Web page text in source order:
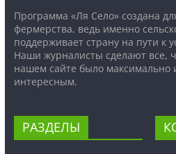
Программа «Ля Село» создана
фермерства, ведь именно
поддерживает страну на пути к
Наши журналисты сделают все,
нашем сайте было
интересным.
РАЗДЕЛЫ